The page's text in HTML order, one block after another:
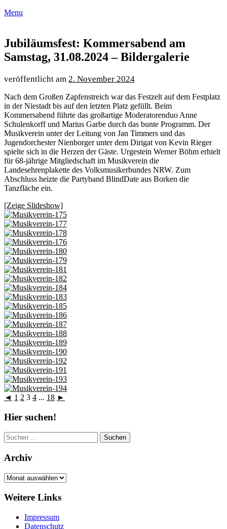
Menu
Jubiläumsfest: Kommersabend am
Samstag, 31.08.2024 – Bildergalerie
2. November 2024
Nach dem Großen Zapfenstreich war das Festzelt auf dem Festplatz
in der Niestadt bis auf den letzten Platz gefüllt. Beim
Kommersabend führte das großartige Moderatorenduo Anne
Schulenkorff und Marius Garbe durch das bunte Programm. Der
Musikverein unter der Leitung von Jan Timmers und das
Jugendorchester Nienborger unter dem Dirigat von Kevin Rieger
spielte sich in die Herzen der Gäste. Urgestein Werner Böhm erhielt
für 68-jährige Mitgliedschaft im Musikverein die
Landesehrenplakette des Volksmusikerbundes NRW. Zum
Abschluss heizte die Partyband BlindDate aus Borken die
Tanzfläche ein.
[Zeige Slideshow]
◄ 1 2 3 4 ... 18 ►
Hier suchen!
Suchen
nach:
Archiv
Archiv
Weitere Links
Impressum
Datenschutz